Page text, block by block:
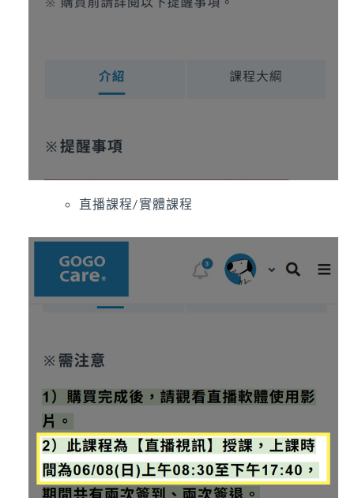
直播課程/實體課程